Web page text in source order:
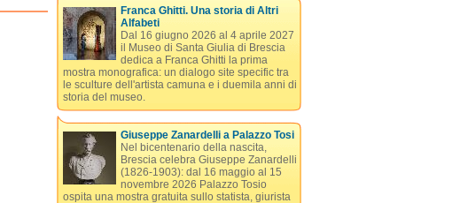
Franca Ghitti. Una storia di Altri
Alfabeti
Dal 16 giugno 2026 al 4 aprile 2027
il Museo di Santa Giulia di Brescia
dedica a Franca Ghitti la prima
mostra monografica: un dialogo site specific tra
le sculture dell'artista camuna e i duemila anni di
storia del museo.
Giuseppe Zanardelli a Palazzo Tosi
Nel bicentenario della nascita,
Brescia celebra Giuseppe Zanardelli
(1826-1903): dal 16 maggio al 15
novembre 2026 Palazzo Tosio
ospita una mostra gratuita sullo statista, giurista